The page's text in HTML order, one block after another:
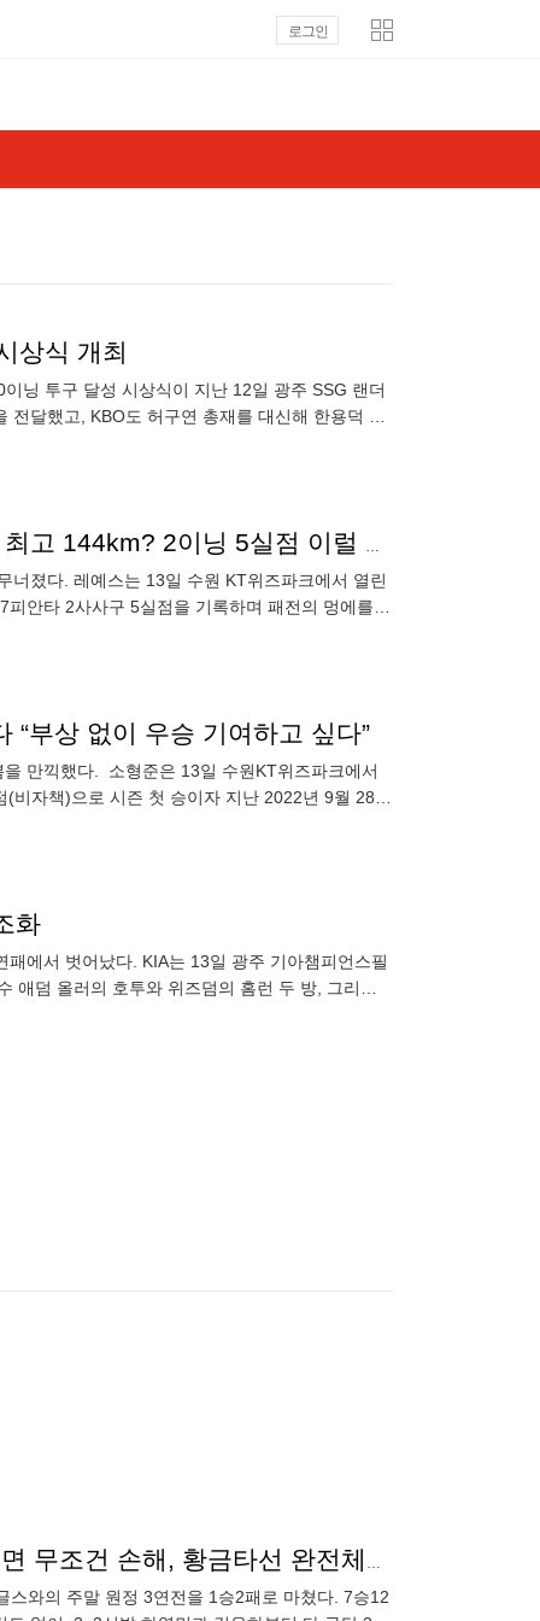
로그인
상식 개최
닝 투구 달성 시상식이 지난 12일 광주 SSG 랜더
달했고, KBO도 허구연 총재를 대신해 한용덕 경
우박에 체감온도 뚝, 악천후 탓인가…삼성 2년차 외인 최고 144km? 2이닝 5실점 이럴 수가 'ERA 4.50 폭등' [MD수원]
너졌다. 레예스는 13일 수원 KT위즈파크에서 열린
안타 2사사구 5실점을 기록하며 패전의 멍에를
“부상 없이 우승 기여하고 싶다”
만끽했다. 소형준은 13일 수원KT위즈파크에서
자책)으로 시즌 첫 승이자 지난 2022년 9월 28일
화
에서 벗어났다. KIA는 13일 광주 기아챔피언스필
애덤 올러의 호투와 위즈덤의 홈런 두 방, 그리고
영웅들 카디네스+이주형 없으면 한계 명확하다…아프면 무조건 손해, 황금타선 완전체만이 살 길
와의 주말 원정 3연전을 1승2패로 마쳤다. 7승12